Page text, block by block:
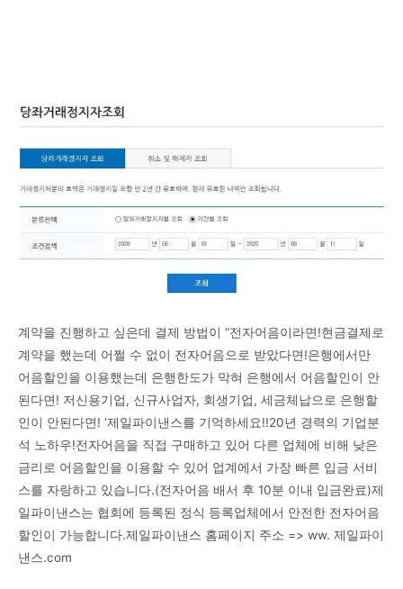
계약을 진행하고 싶은데 결제 방법이 “전자어음이라면!현금결제로
계약을 했는데 어쩔 수 없이 전자어음으로 받았다면!은행에서만
어음할인을 이용했는데 은행한도가 막혀 은행에서 어음할인이 안
된다면! 저신용기업, 신규사업자, 회생기업, 세금체납으로 은행할
인이 안된다면! ‘제일파이낸스를 기억하세요!!20년 경력의 기업분
석 노하우!전자어음을 직접 구매하고 있어 다른 업체에 비해 낮은
금리로 어음할인을 이용할 수 있어 업계에서 가장 빠른 입금 서비
스를 자랑하고 있습니다.(전자어음 배서 후 10분 이내 입금완료)제
일파이낸스는 협회에 등록된 정식 등록업체에서 안전한 전자어음
할인이 가능합니다.제일파이낸스 홈페이지 주소 => ww. 제일파이
낸스.com